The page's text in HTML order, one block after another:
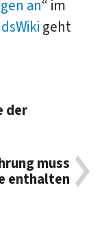
an“ im
geht
der
muss
enthalten